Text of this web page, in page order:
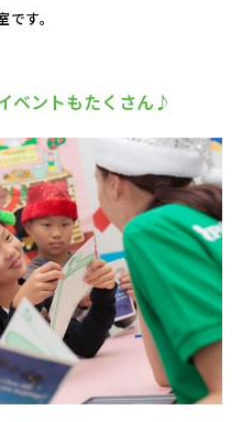
す。
ベントもたくさん♪